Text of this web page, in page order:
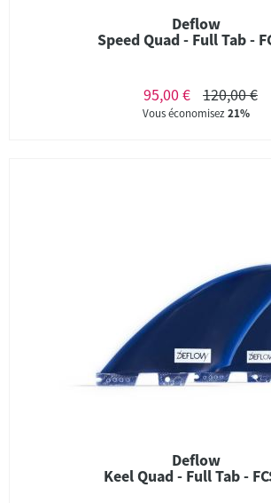
Deflow
Speed Quad - Full Tab -
95,00 € 120,00 €
Vous économisez21%
Deflow
Keel Quad - Full Tab -